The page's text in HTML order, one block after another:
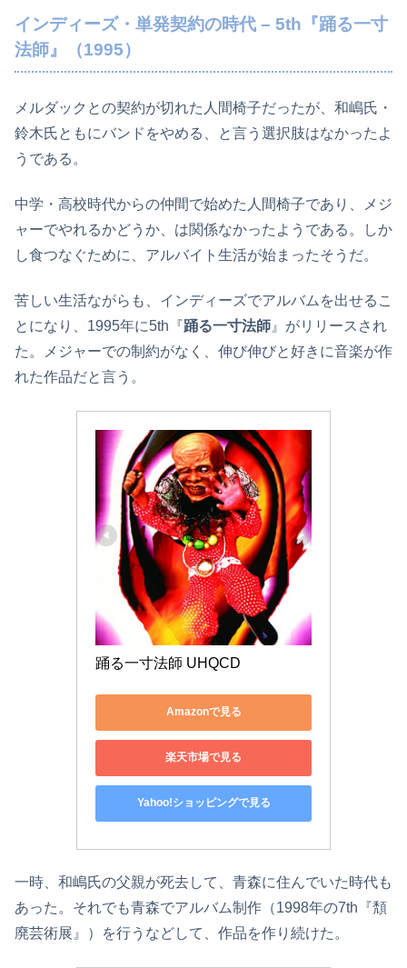
インディーズ・単発契約の時代 – 5th『踊る一寸
法師』（1995）
メルダックとの契約が切れた人間椅子だったが、和嶋氏・
鈴木氏ともにバンドをやめる、と言う選択肢はなかったよ
うである。
中学・高校時代からの仲間で始めた人間椅子であり、メジ
ャーでやれるかどうか、は関係なかったようである。しか
し食つなぐために、アルバイト生活が始まったそうだ。
苦しい生活ながらも、インディーズでアルバムを出せるこ
とになり、1995年に5th『踊る一寸法師 』がリリースされ
た。メジャーでの制約がなく、伸び伸びと好きに音楽が作
れた作品だと言う。
踊る一寸法師 UHQCD
Amazonで見る
楽天市場で見る
Yahoo!ショッピングで見る
一時、和嶋氏の父親が死去して、青森に住んでいた時代も
あった。それでも青森でアルバム制作（1998年の7th『頽
廃芸術展』）を行うなどして、作品を作り続けた。